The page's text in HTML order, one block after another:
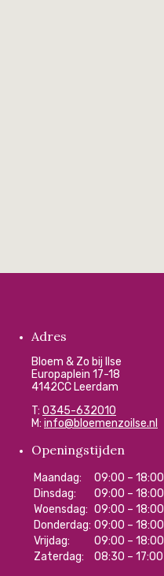
Adres
Bloem & Zo bij Ilse
Europaplein 17-18
4142CC Leerdam
T: 0345-632010
M: info@bloemenzoilse.nl
Openingstijden
Maandag:
09:00 – 18:00
Dinsdag:
09:00 – 18:00
Woensdag: 09:00 – 18:00
Donderdag: 09:00 – 18:00
Vrijdag:
09:00 – 18:00
Zaterdag:
08:30 – 17:00